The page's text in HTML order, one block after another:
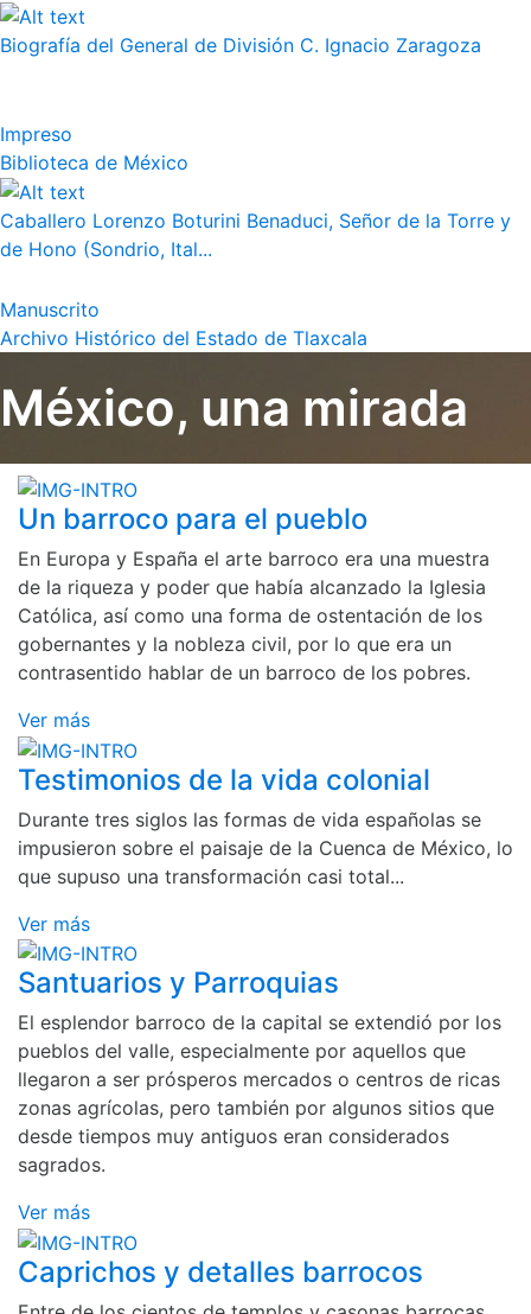
Biografía del General de División C. Ignacio Zaragoza
Impreso
Biblioteca de México
Caballero Lorenzo Boturini Benaduci, Señor de la Torre y
de Hono (Sondrio, Ital...
Manuscrito
Archivo Histórico del Estado de Tlaxcala
México, una mirada
Un barroco para el pueblo
En Europa y España el arte barroco era una muestra
de la riqueza y poder que había alcanzado la Iglesia
Católica, así como una forma de ostentación de los
gobernantes y la nobleza civil, por lo que era un
contrasentido hablar de un barroco de los pobres.
Ver más
Testimonios de la vida colonial
Durante tres siglos las formas de vida españolas se
impusieron sobre el paisaje de la Cuenca de México, lo
que supuso una transformación casi total...
Ver más
Santuarios y Parroquias
El esplendor barroco de la capital se extendió por los
pueblos del valle, especialmente por aquellos que
llegaron a ser prósperos mercados o centros de ricas
zonas agrícolas, pero también por algunos sitios que
desde tiempos muy antiguos eran considerados
sagrados.
Ver más
Caprichos y detalles barrocos